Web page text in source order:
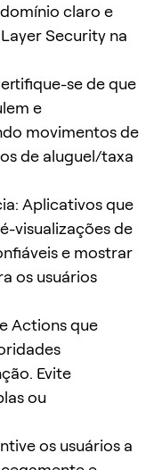
claro e
Security na
se de que
e
movimentos de
de aluguel/taxa
Aplicativos que
visualizações de
e mostrar
os usuários
Actions que
Evite
ou
os usuários a